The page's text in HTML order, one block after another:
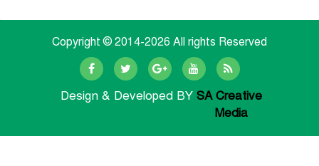
Copyright © 2014-2026 All rights Reserved
Design & Developed BY SA Creative
Media